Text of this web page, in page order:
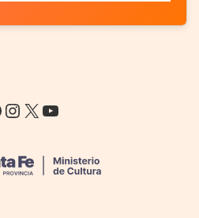
Instagram
X YouTube